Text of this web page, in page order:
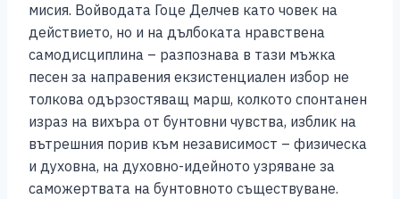
мисия. Войводата Гоце Делчев като човек на
действието, но и на дълбоката нравствена
самодисциплина – разпознава в тази мъжка
песен за направения екзистенциален избор не
толкова одързостяващ марш, колкото спонтанен
израз на вихъра от бунтовни чувства, изблик на
вътрешния порив към независимост – физическа
и духовна, на духовно-идейното узряване за
саможертвата на бунтовното съществуване.